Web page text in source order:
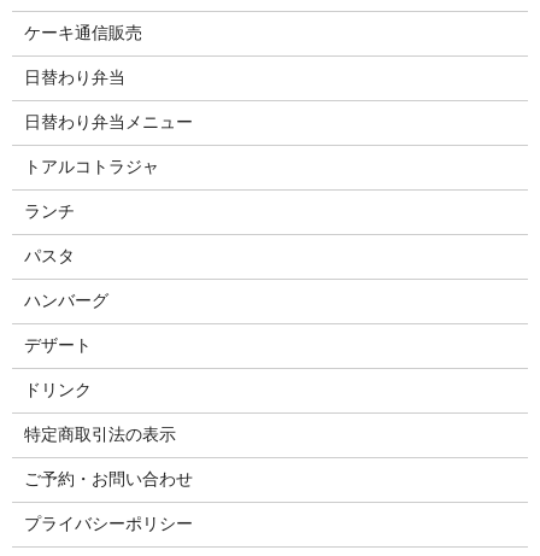
ケーキ通信販売
日替わり弁当
日替わり弁当メニュー
トアルコトラジャ
ランチ
パスタ
ハンバーグ
デザート
ドリンク
特定商取引法の表示
ご予約・お問い合わせ
プライバシーポリシー